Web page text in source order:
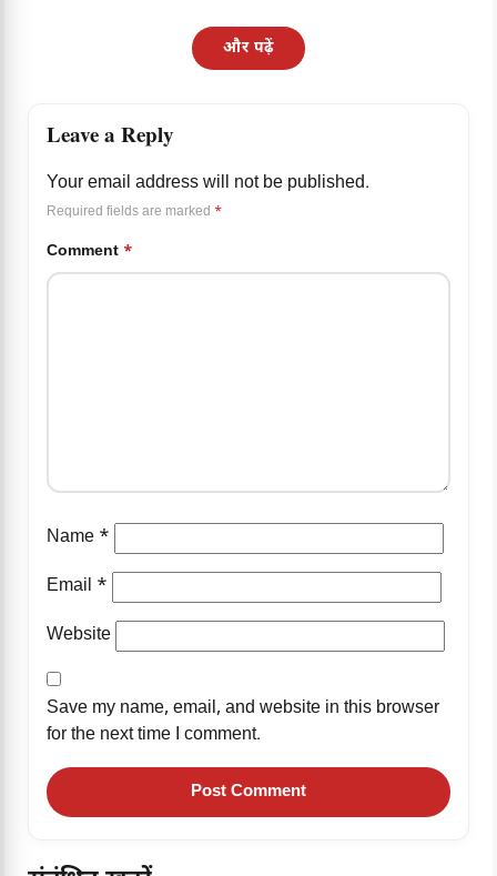
और पढ़ें
Leave a Reply
Your email address will not be published.
Required fields are marked *
Comment *
Name *
Email *
Website
Save my name, email, and website in this browser
for the next time I comment.